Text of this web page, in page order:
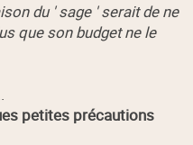
du ' sage ' serait de ne
que son budget ne le
petites précautions